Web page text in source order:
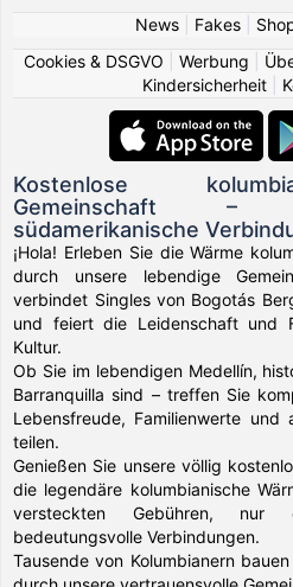
News| Fakes|
Cookies & DSGVO
Werbung
Kindersicherheit
Kostenlose
Gemeinschaft –
südamerikanische
¡Hola! Erleben Sie die Wärme
durch unsere lebendige
verbindet Singles von Bogotás
und feiert die Leidenschaft und
Kultur.
Ob Sie im lebendigen Medellín,
Barranquilla sind – treffen Sie
Lebensfreude, Familienwerte und
teilen.
Genießen Sie unsere völlig
die legendäre kolumbianische
versteckten Gebühren, nur
bedeutungsvolle Verbindungen.
Tausende von Kolumbianern